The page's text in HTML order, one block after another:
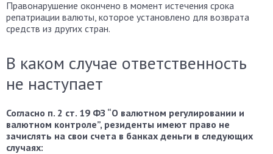
Правонарушение окончено в момент истечения срока
репатриации валюты, которое установлено для возврата
средств из других стран.
В каком случае ответственность
не наступает
Согласно п. 2 ст. 19 ФЗ “О валютном регулировании и
валютном контроле”, резиденты имеют право не
зачислять на свои счета в банках деньги в следующих
случаях: